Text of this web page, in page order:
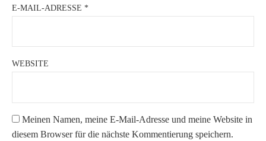
E-MAIL-ADRESSE *
WEBSITE
Meinen Namen, meine E-Mail-Adresse und meine Website in
diesem Browser für die nächste Kommentierung speichern.